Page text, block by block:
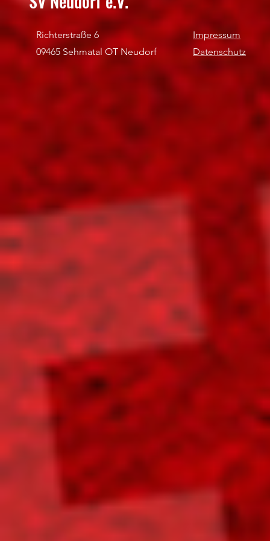
Richterstraße 6
09465 Sehmatal OT Neudorf
Impressum
Datenschutz